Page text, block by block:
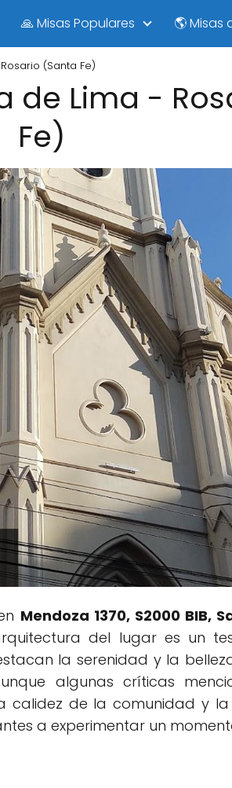
🙏 Misas Populares 🌎 Misas
(Santa Fe)
de Lima -
Fe)
Mendoza 1370, S2000 BIB,
del lugar es un
la serenidad y la
algunas críticas
de la comunidad y la
a experimentar un